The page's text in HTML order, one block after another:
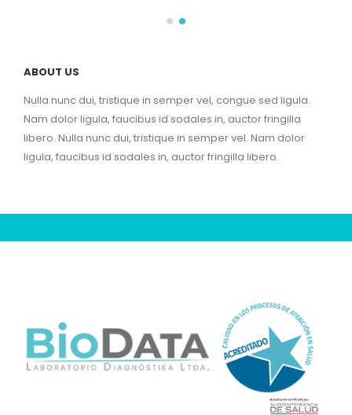
ABOUT US
Nulla nunc dui, tristique in semper vel, congue sed ligula.
Nam dolor ligula, faucibus id sodales in, auctor fringilla
libero. Nulla nunc dui, tristique in semper vel. Nam dolor
ligula, faucibus id sodales in, auctor fringilla libero.